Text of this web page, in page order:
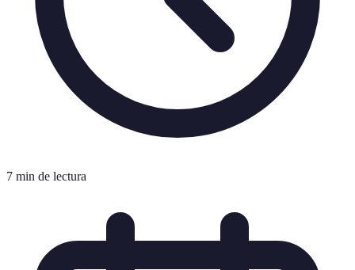
7 min de lectura